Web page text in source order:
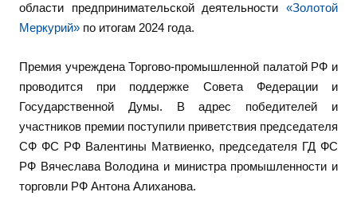
области предпринимательской деятельности «Золотой
Меркурий» по итогам 2024 года.
Премия учреждена Торгово-промышленной палатой РФ и
проводится при поддержке Совета Федерации и
Государственной Думы. В адрес победителей и
участников премии поступили приветствия председателя
СФ ФС РФ Валентины Матвиенко, председателя ГД ФС
РФ Вячеслава Володина и министра промышленности и
торговли РФ Антона Алиханова.